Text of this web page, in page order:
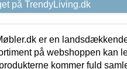
på TrendyLiving.dk
er en
på webshoppen kan
kommer fuld